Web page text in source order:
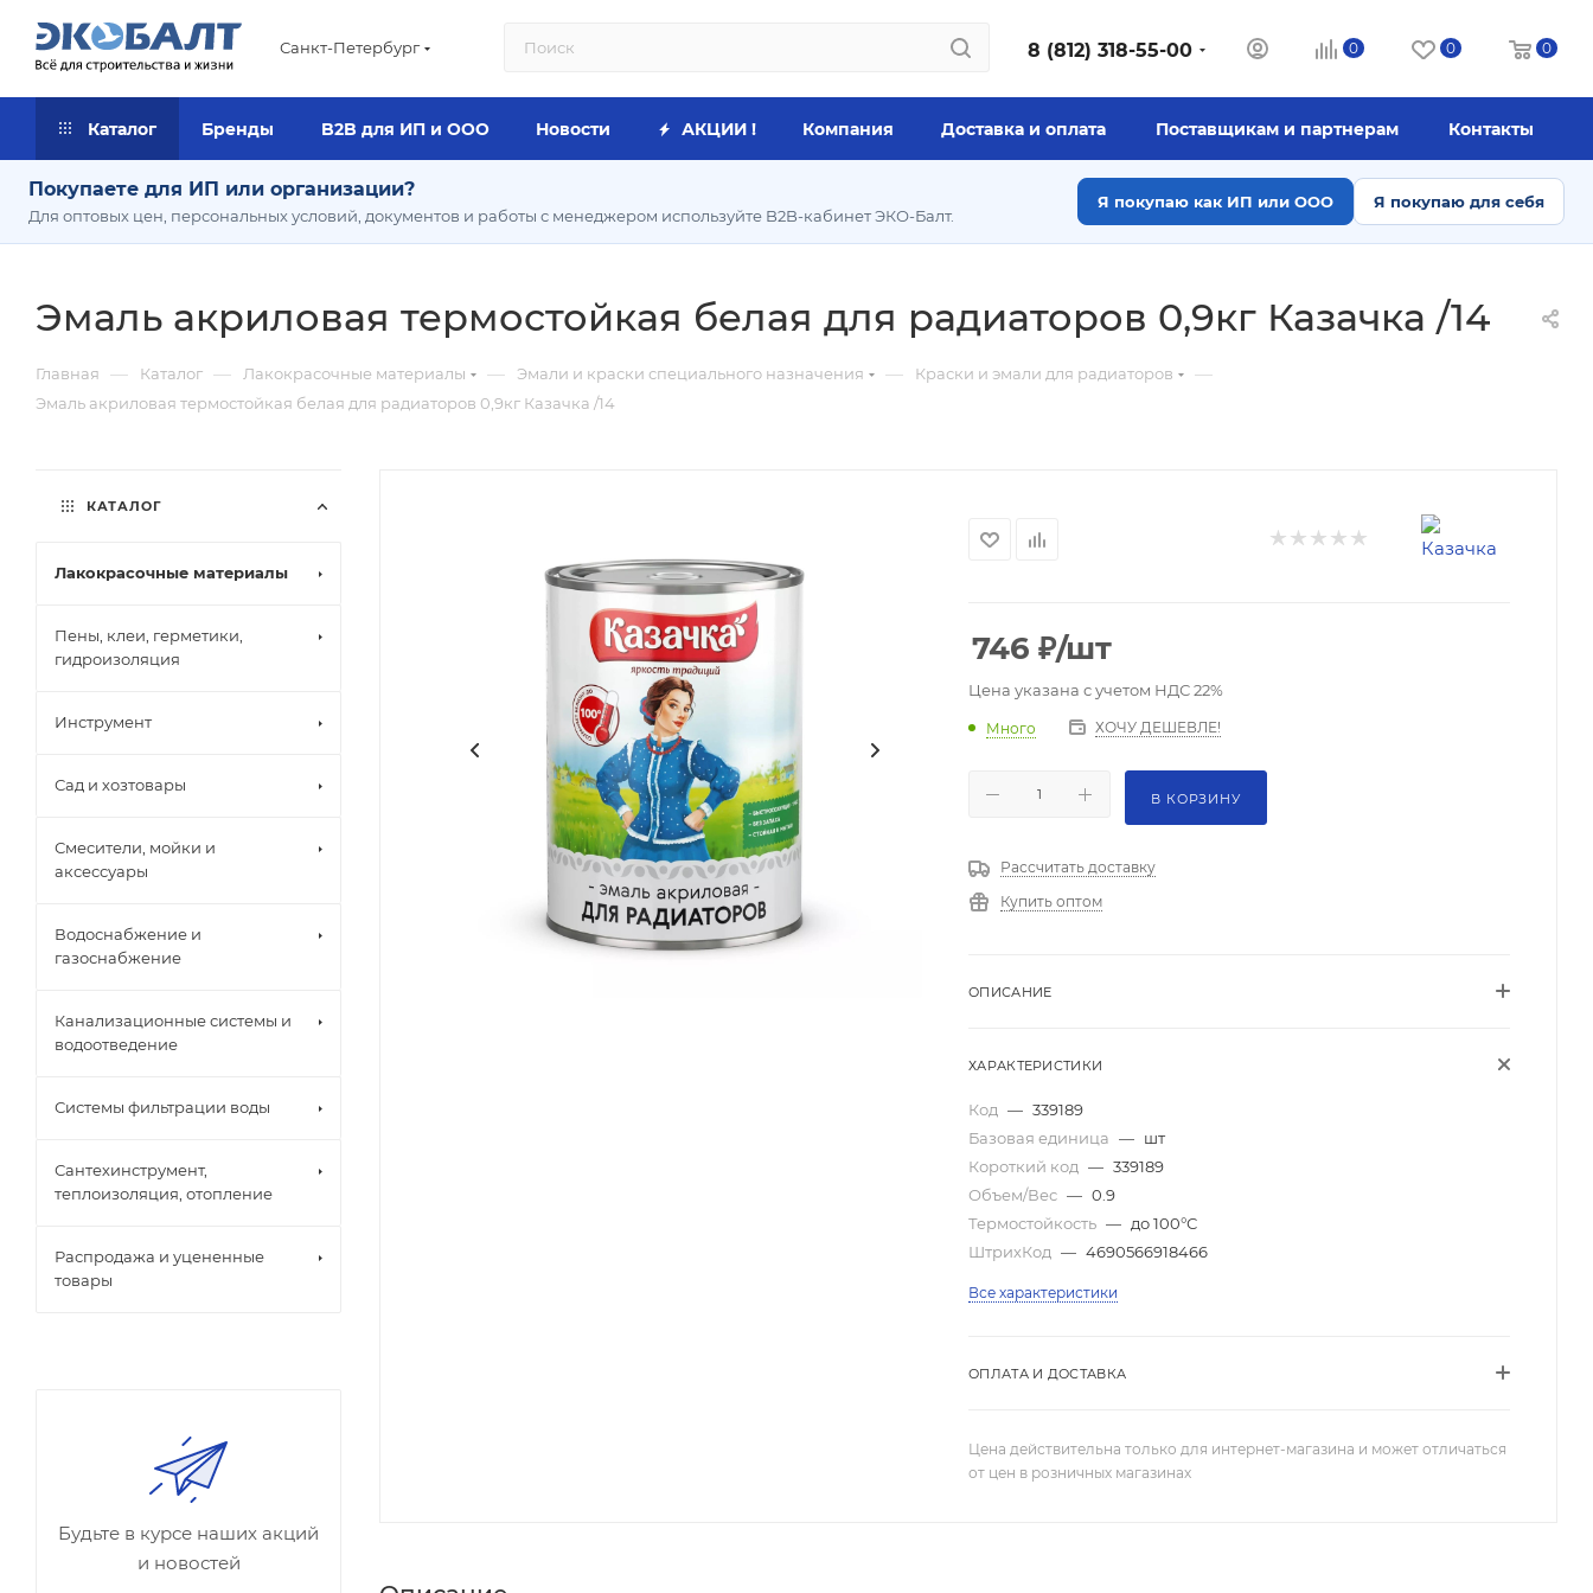
Санкт-Петербург 8 (812) 318-55-00 0 0 0
Каталог Бренды B2B для ИП и ООО Новости АКЦИИ ! Компания Доставка и оплата Поставщикам и партнерам Контакты
Покупаете для ИП или организации?
Для оптовых цен, персональных условий, документов и работы с менеджером используйте B2B-кабинет ЭКО-Балт.
Я покупаю как ИП или ООО Я покупаю для себя
Эмаль акриловая термостойкая белая для радиаторов 0,9кг Казачка /14
Главная — Каталог — Лакокрасочные материалы — Эмали и краски специального назначения — Краски и эмали для радиаторов —
Эмаль акриловая термостойкая белая для радиаторов 0,9кг Казачка /14
746 ₽/шт
Цена указана с учетом НДС 22%
Много ХОЧУ ДЕШЕВЛЕ!
В КОРЗИНУ
Рассчитать доставку
Купить оптом
ОПИСАНИЕ
ХАРАКТЕРИСТИКИ
Код — 339189
Базовая единица — шт
Короткий код — 339189
Объем/Вес — 0.9
Термостойкость — до 100°С
ШтрихКод — 4690566918466
Все характеристики
ОПЛАТА И ДОСТАВКА
Цена действительна только для интернет-магазина и может отличаться
от цен в розничных магазинах
КАТАЛОГ
Лакокрасочные материалы
Пены, клеи, герметики,
гидроизоляция
Инструмент
Сад и хозтовары
Смесители, мойки и
аксессуары
Водоснабжение и
газоснабжение
Канализационные системы и
водоотведение
Системы фильтрации воды
Сантехинструмент,
теплоизоляция, отопление
Распродажа и уцененные
товары
Будьте в курсе наших акций
и новостей